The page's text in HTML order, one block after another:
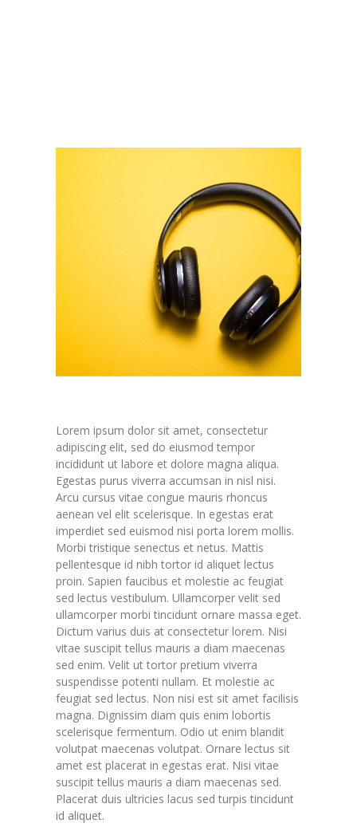
Lorem ipsum dolor sit amet, consectetur
adipiscing elit, sed do eiusmod tempor
incididunt ut labore et dolore magna aliqua.
Egestas purus viverra accumsan in nisl nisi.
Arcu cursus vitae congue mauris rhoncus
aenean vel elit scelerisque. In egestas erat
imperdiet sed euismod nisi porta lorem mollis.
Morbi tristique senectus et netus. Mattis
pellentesque id nibh tortor id aliquet lectus
proin. Sapien faucibus et molestie ac feugiat
sed lectus vestibulum. Ullamcorper velit sed
ullamcorper morbi tincidunt ornare massa eget.
Dictum varius duis at consectetur lorem. Nisi
vitae suscipit tellus mauris a diam maecenas
sed enim. Velit ut tortor pretium viverra
suspendisse potenti nullam. Et molestie ac
feugiat sed lectus. Non nisi est sit amet facilisis
magna. Dignissim diam quis enim lobortis
scelerisque fermentum. Odio ut enim blandit
volutpat maecenas volutpat. Ornare lectus sit
amet est placerat in egestas erat. Nisi vitae
suscipit tellus mauris a diam maecenas sed.
Placerat duis ultricies lacus sed turpis tincidunt
id aliquet.